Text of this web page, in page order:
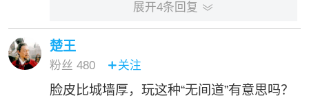
展开4条回复 
楚王
粉丝 480 关注
脸皮比城墙厚，玩这种“无间道”有意思吗？